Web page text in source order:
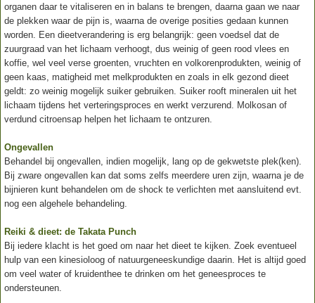
organen daar te vitaliseren en in balans te brengen, daarna gaan we naar
de plekken waar de pijn is, waarna de overige posities gedaan kunnen
worden. Een dieetverandering is erg belangrijk: geen voedsel dat de
zuurgraad van het lichaam verhoogt, dus weinig of geen rood vlees en
koffie, wel veel verse groenten, vruchten en volkorenprodukten, weinig of
geen kaas, matigheid met melkprodukten en zoals in elk gezond dieet
geldt: zo weinig mogelijk suiker gebruiken. Suiker rooft mineralen uit het
lichaam tijdens het verteringsproces en werkt verzurend. Molkosan of
verdund citroensap helpen het lichaam te ontzuren.
Ongevallen
Behandel bij ongevallen, indien mogelijk, lang op de gekwetste plek(ken).
Bij zware ongevallen kan dat soms zelfs meerdere uren zijn, waarna je de
bijnieren kunt behandelen om de shock te verlichten met aansluitend evt.
nog een algehele behandeling.
Reiki & dieet: de Takata Punch
Bij iedere klacht is het goed om naar het dieet te kijken. Zoek eventueel
hulp van een kinesioloog of natuurgeneeskundige daarin. Het is altijd goed
om veel water of kruidenthee te drinken om het geneesproces te
ondersteunen.